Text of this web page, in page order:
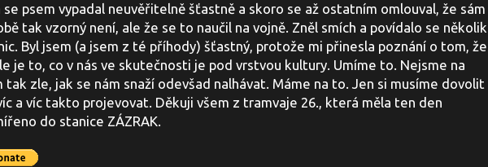
se psem vypadal neuvěřitelně šťastně a skoro se až ostatním omlouval, že sám
tak vzorný není, ale že se to naučil na vojně. Zněl smích a povídalo se několik
Byl jsem (a jsem z té příhody) šťastný, protože mi přinesla poznání o tom, že
je to, co v nás ve skutečnosti je pod vrstvou kultury. Umíme to. Nejsme na
tak zle, jak se nám snaží odevšad nalhávat. Máme na to. Jen si musíme dovolit
a víc takto projevovat. Děkuji všem z tramvaje 26., která měla ten den
do stanice ZÁZRAK.